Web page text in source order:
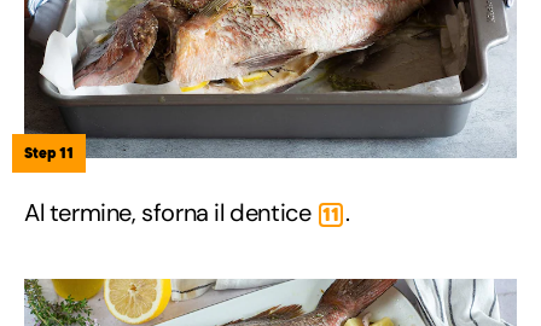
Step 11
Al termine, sforna il dentice 11 .